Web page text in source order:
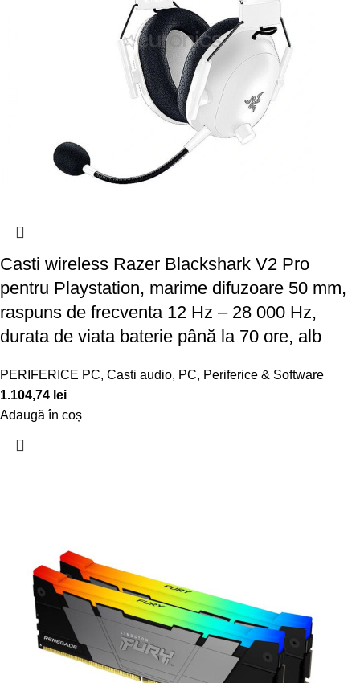
Casti wireless Razer Blackshark V2 Pro
pentru Playstation, marime difuzoare 50 mm,
raspuns de frecventa 12 Hz – 28 000 Hz,
durata de viata baterie până la 70 ore, alb
PERIFERICE PC, Casti audio, PC, Periferice & Software
1.104,74 lei
Adaugă în coș